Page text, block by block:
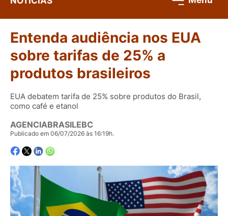
Entenda audiência nos EUA
sobre tarifas de 25% a
produtos brasileiros
EUA debatem tarifa de 25% sobre produtos do Brasil,
como café e etanol
AGENCIABRASILEBC
Publicado em 06/07/2026 às 16:19h.